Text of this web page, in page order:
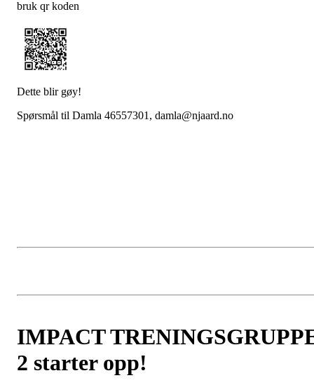
bruk qr koden
Dette blir gøy!
Spørsmål til Damla 46557301, damla@njaard.no
IMPACT
2 starter opp!